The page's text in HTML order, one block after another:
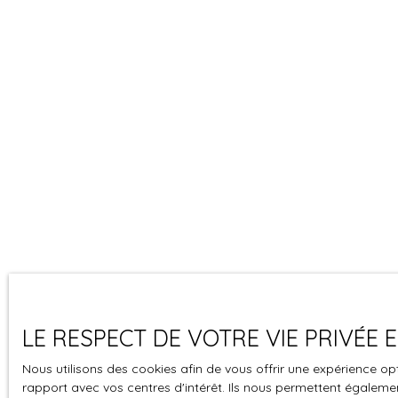
LE RESPECT DE VOTRE VIE PRIVÉE
Nous utilisons des cookies afin de vous offrir une expérience
rapport avec vos centres d'intérêt. Ils nous permettent